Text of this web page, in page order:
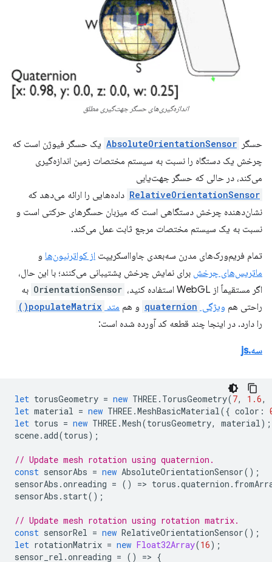
اندازه‌گیری‌های حسگر جهت‌گیری مطلق
حسگر AbsoluteOrientationSensor یک حسگر فیوژن است که
چرخش یک دستگاه را نسبت به سیستم مختصات زمین اندازه‌گیری
می‌کند، در حالی که حسگر جهت‌یابی
RelativeOrientationSensor داده‌هایی را ارائه می‌دهد که
نشان‌دهنده چرخش دستگاهی است که میزبان حسگرهای حرکتی است و
نسبت به یک سیستم مختصات مرجع ثابت عمل می‌کند.
تمام فریم‌ورک‌های مدرن سه‌بعدی جاوااسکریپت از کواترنیون‌ها و
ماتریس‌های چرخش برای نمایش چرخش پشتیبانی می‌کنند؛ با این حال،
اگر مستقیماً از WebGL استفاده کنید،
OrientationSensor به
راحتی هم ویژگی quaternion و هم متد populateMatrix()
را دارد. در اینجا چند قطعه کد آورده شده است:
سه.js
let torusGeometry = new THREE . TorusGeometry(7, 1.6,
let material = new THREE .MeshBasicMaterial({ color :
let torus = new THREE .Mesh(torusGeometry, material);
scene.add(torus);
// Update mesh rotation using quaternion.
const sensorAbs = new AbsoluteOrientationSensor();
sensorAbs .onreading = () => torus .quaternion .
sensorAbs . start();
// Update mesh rotation using rotation matrix.
const sensorRel = new RelativeOrientationSensor();
let rotationMatrix = new Float32Array(16);
sensor_rel .onreading = () => {